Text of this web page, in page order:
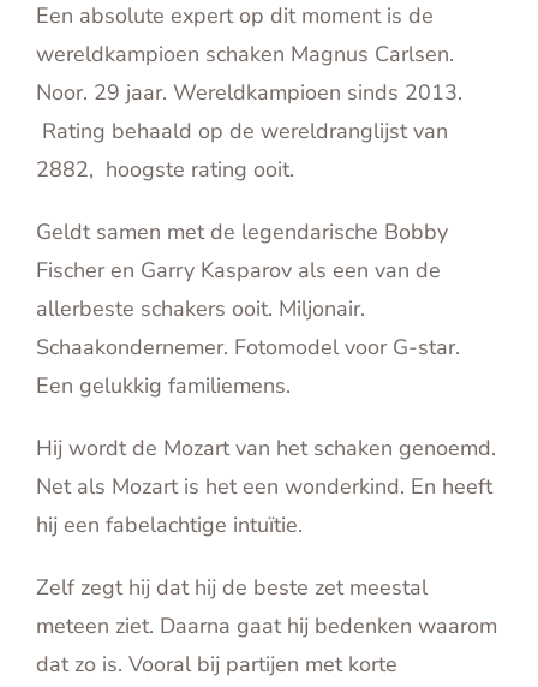
Contact
Een absolute expert op dit moment is de
wereldkampioen schaken Magnus Carlsen.
Noor. 29 jaar. Wereldkampioen sinds 2013.
Rating behaald op de wereldranglijst van
2882, hoogste rating ooit.
Geldt samen met de legendarische Bobby
Fischer en Garry Kasparov als een van de
allerbeste schakers ooit. Miljonair.
Schaakondernemer. Fotomodel voor G-star.
Een gelukkig familiemens.
Hij wordt de Mozart van het schaken genoemd.
Net als Mozart is het een wonderkind. En heeft
hij een fabelachtige intuïtie.
Zelf zegt hij dat hij de beste zet meestal
meteen ziet. Daarna gaat hij bedenken waarom
dat zo is. Vooral bij partijen met korte